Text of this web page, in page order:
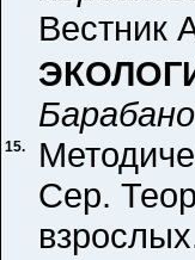
Вестник
15.
Сер.